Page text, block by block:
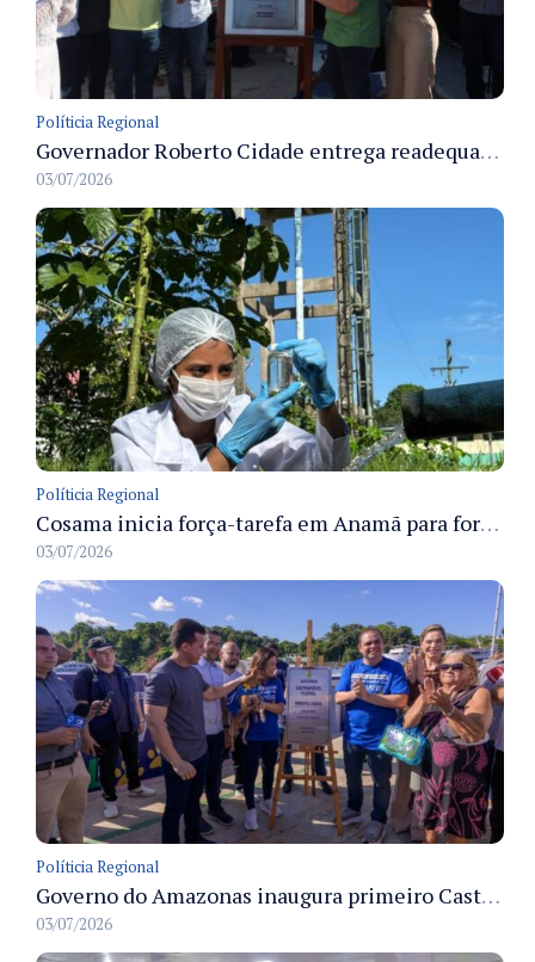
Políticia Regional
Governador Roberto Cidade entrega readequação do ambulatório da FCecon e amplia capacidade de atendimento oncológico em Manaus
03/07/2026
Políticia Regional
Cosama inicia força-tarefa em Anamã para fortalecer abastecimento de água e segurança hídrica da população
03/07/2026
Políticia Regional
Governo do Amazonas inaugura primeiro Castramóvel Fluvial para atendimento veterinário às comunidades ribeirinhas e castração gratuita
03/07/2026